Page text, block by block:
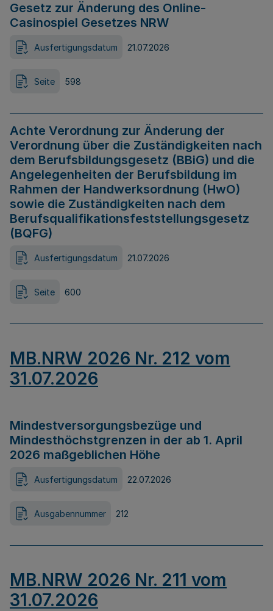
Gesetz zur Änderung des Online-
Casinospiel Gesetzes NRW
Ausfertigungsdatum 21.07.2026
Seite 598
Achte Verordnung zur Änderung der
Verordnung über die Zuständigkeiten nach
dem Berufsbildungsgesetz (BBiG) und die
Angelegenheiten der Berufsbildung im
Rahmen der Handwerksordnung (HwO)
sowie die Zuständigkeiten nach dem
Berufsqualifikationsfeststellungsgesetz
(BQFG)
Ausfertigungsdatum 21.07.2026
Seite 600
MB.NRW 2026 Nr. 212 vom
31.07.2026
Mindestversorgungsbezüge und
Mindesthöchstgrenzen in der ab 1. April
2026 maßgeblichen Höhe
Ausfertigungsdatum 22.07.2026
Ausgabennummer 212
MB.NRW 2026 Nr. 211 vom
31.07.2026